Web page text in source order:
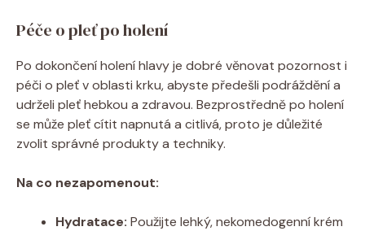
Péče o pleť po holení
Po dokončení holení hlavy je dobré věnovat pozornost i
péči o pleť v oblasti krku, abyste předešli podráždění a
udrželi pleť hebkou a zdravou. Bezprostředně po holení
se může pleť cítit napnutá a citlivá, proto je důležité
zvolit správné produkty a techniky.
Na co nezapomenout:
Hydratace: Použijte lehký, nekomedogenní krém